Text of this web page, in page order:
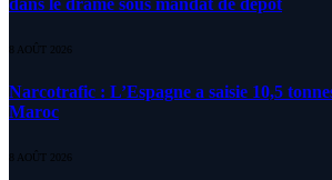
dans le drame sous mandat de dépôt
8 AOÛT 2026
Narcotrafic : L’Espagne a saisie 10,5
Maroc
8 AOÛT 2026